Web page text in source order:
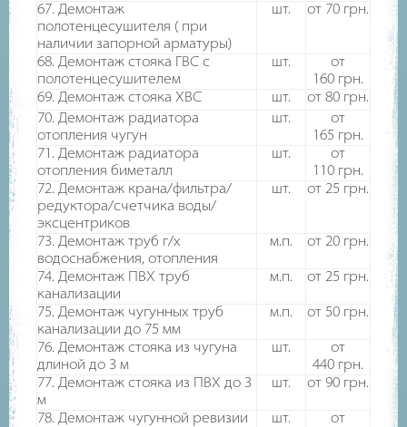
67. Демонтаж
полотенцесушителя ( при
наличии запорной арматуры)
шт. от 70 грн.
68. Демонтаж стояка ГВС с
полотенцесушителем
шт.
от
160 грн.
69. Демонтаж стояка ХВС
шт. от 80 грн.
70. Демонтаж радиатора
отопления чугун
шт.
от
165 грн.
71. Демонтаж радиатора
отопления биметалл
шт.
от
110 грн.
72. Демонтаж крана/фильтра/
редуктора/счетчика воды/
эксцентриков
шт. от 25 грн.
73. Демонтаж труб г/х
водоснабжения, отопления
м.п. от 20 грн.
74. Демонтаж ПВХ труб
канализации
м.п. от 25 грн.
75. Демонтаж чугунных труб
канализации до 75 мм
м.п. от 50 грн.
76. Демонтаж стояка из чугуна
длиной до 3 м
шт.
от
440 грн.
77. Демонтаж стояка из ПВХ до 3
м
шт. от 90 грн.
78. Демонтаж чугунной ревизии
шт.
от